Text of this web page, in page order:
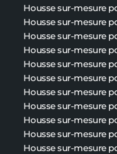
Housse sur-mesure
Housse sur-mesure
Housse sur-mesure
Housse sur-mesure
Housse sur-mesure
Housse sur-mesure
Housse sur-mesure
Housse sur-mesure
Housse sur-mesure
Housse sur-mesure
Housse sur-mesure